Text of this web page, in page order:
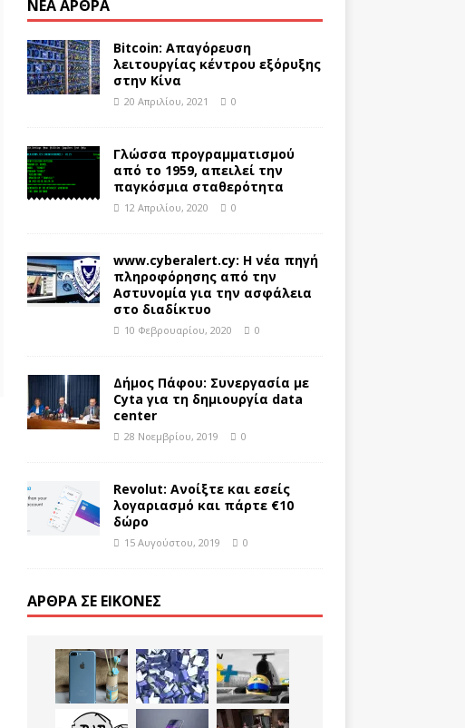
ΝΈΑ ΆΡΘΡΑ
Bitcoin: Απαγόρευση
λειτουργίας κέντρου εξόρυξης
στην Κίνα
20 Απριλίου, 2021 0
Γλώσσα προγραμματισμού
από το 1959, απειλεί την
παγκόσμια σταθερότητα
12 Απριλίου, 2020 0
www.cyberalert.cy: Η νέα πηγή
πληροφόρησης από την
Αστυνομία για την ασφάλεια
στο διαδίκτυο
10 Φεβρουαρίου, 2020 0
Δήμος Πάφου: Συνεργασία με
Cyta για τη δημιουργία data
center
28 Νοεμβρίου, 2019 0
Revolut: Ανοίξτε και εσείς
λογαριασμό και πάρτε €10
δώρο
15 Αυγούστου, 2019 0
ΆΡΘΡΑ ΣΕ ΕΙΚΌΝΕΣ